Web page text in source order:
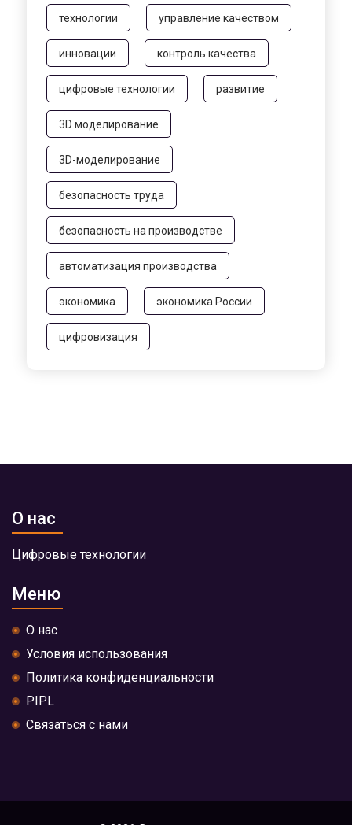
технологии управление качеством
инновации контроль качества
цифровые технологии развитие
3D моделирование
3D-моделирование
безопасность труда
безопасность на производстве
автоматизация производства
экономика экономика России
цифровизация
О нас
Цифровые технологии
Меню
О нас
Условия использования
Политика конфиденциальности
PIPL
Связаться с нами